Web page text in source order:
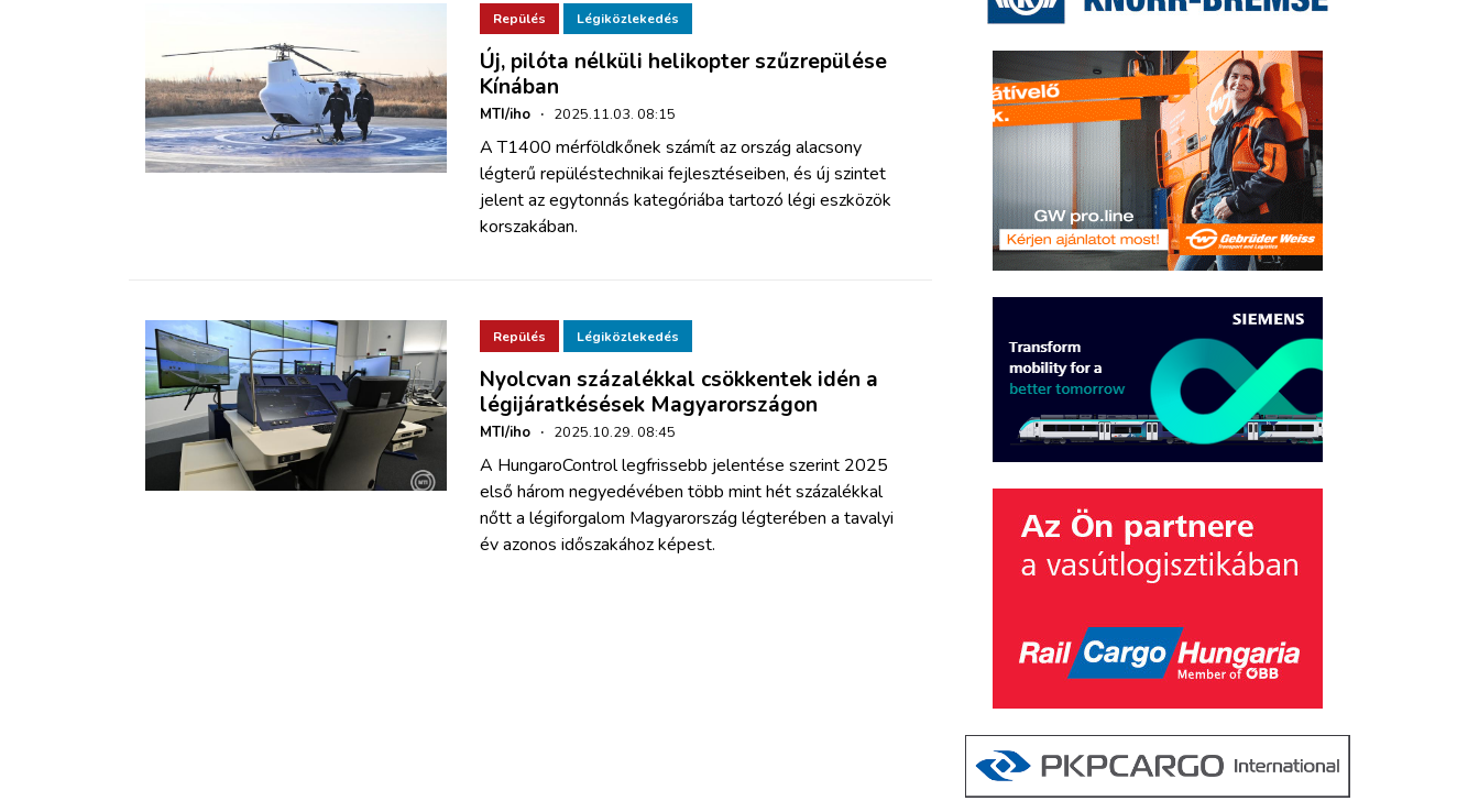
Repülés Légiközlekedés
Új, pilóta nélküli helikopter szűzrepülése
Kínában
MTI/iho · 2025.11.03. 08:15
A T1400 mérföldkőnek számít az ország alacsony
légterű repüléstechnikai fejlesztéseiben, és új szintet
jelent az egytonnás kategóriába tartozó légi eszközök
korszakában.
Repülés Légiközlekedés
Nyolcvan százalékkal csökkentek idén a
légijáratkésések Magyarországon
MTI/iho · 2025.10.29. 08:45
A HungaroControl legfrissebb jelentése szerint 2025
első három negyedévében több mint hét százalékkal
nőtt a légiforgalom Magyarország légterében a tavalyi
év azonos időszakához képest.